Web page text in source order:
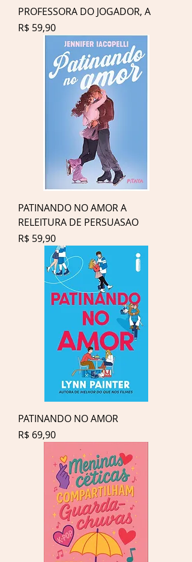
PROFESSORA DO JOGADOR, A
Preço
R$ 59,90
PATINANDO NO AMOR A
RELEITURA DE PERSUASAO
Preço
R$ 59,90
PATINANDO NO AMOR
Preço
R$ 69,90